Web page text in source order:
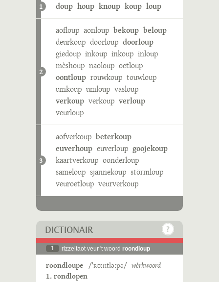
1 doup houp knoup koup loup
2
aofloup aonloup bekoup beloup
deurkoup doorloup doorloup
giedoup inkoup inkoup inloup
mèshoup naoloup oetloup
oontloup rouwkoup touwloup
umkoup umloup vasloup
verkoup verkoup verloup
veurloup
3
aofverkoup beterkoup
euverhoup euverloup goojekoup
kaartverkoup oonderloup
sameloup sjannekoup störmloup
veuroetloup veurverkoup
DICTIONAIR
1 rizzeltaot veur 't woord roondloup
roondloupe /ˈʀʊːntlɔːpə/ wèrkwoord
1. rondlopen